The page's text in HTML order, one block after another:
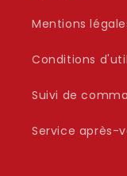
Mentions
Conditions
Suivi de
Service après-